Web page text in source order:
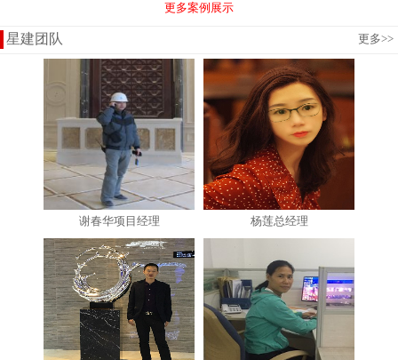
更多案例展示
星建团队 更多>>
谢春华项目经理 杨莲总经理